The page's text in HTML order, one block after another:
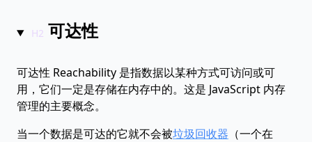
可达性
可达性 Reachability 是指数据以某种方式可访问或可
用，它们一定是存储在内存中的。这是 JavaScript 内存
管理的主要概念。
当一个数据是可达的它就不会被垃圾回收器 （一个在